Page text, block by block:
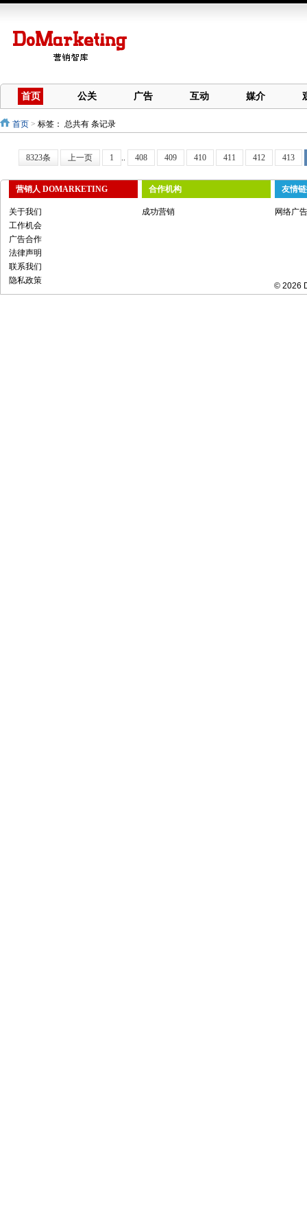
首页 公关 广告 互动 媒介
首页 > 标签： 总共有 条记录
8323条 上一页 1 .. 408 409 410 411 412 413
营销人 DOMARKETING
关于我们
工作机会
广告合作
法律声明
联系我们
隐私政策
合作机构
成功营销
友情
网络广
© 2026